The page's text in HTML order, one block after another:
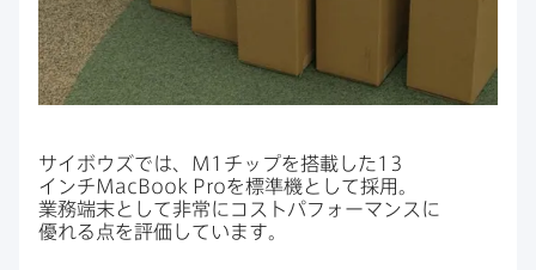
サイボウズでは、 M1 チップを​搭載した13
インチMacBook Proを​標準機と​して​採用。​
業務端末と​して​非常に​コストパフォーマンスに​
優れる​点を​評価しています。